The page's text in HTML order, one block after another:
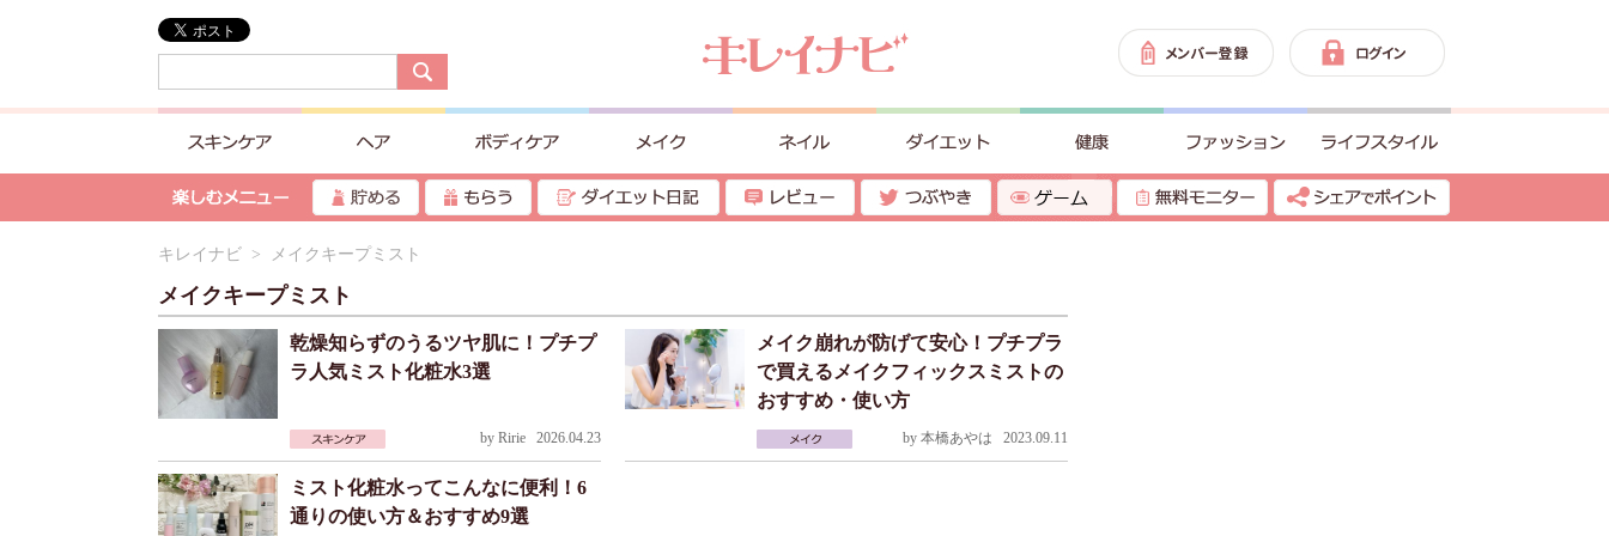
キレイナビ > メイクキープミスト
メイクキープミスト
乾燥知らずのうるツヤ肌に！プチプ
ラ人気ミスト化粧水3選
by Ririe 2026.04.23
メイク崩れが防げて安心！プチプラ
で買えるメイクフィックスミストの
おすすめ・使い方
by 本橋あやは 2023.09.11
ミスト化粧水ってこんなに便利！6
通りの使い方＆おすすめ9選